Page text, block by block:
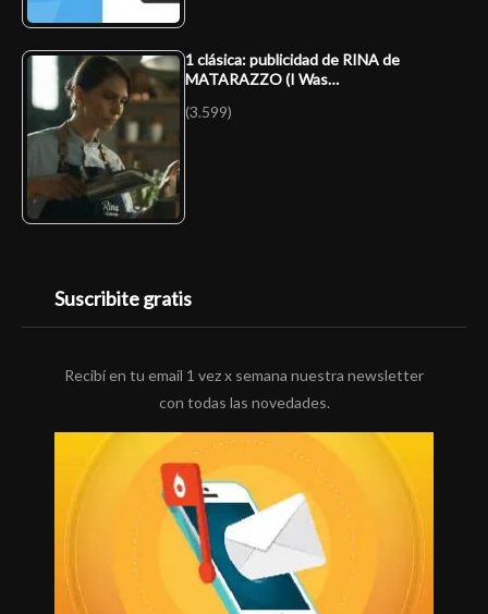
1 clásica: publicidad de RINA de
MATARAZZO (I Was…
(3.599)
Suscribite gratis
Recibí en tu email 1 vez x semana nuestra newsletter
con todas las novedades.